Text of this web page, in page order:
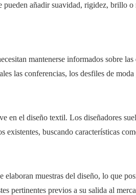
pueden añadir suavidad, rigidez, brillo
mantenerse informados sobre
las conferencias, los desfiles de
en el diseño textil. Los diseñadores
buscando características
elaboran muestras del diseño, lo que
pertinentes previos a su salida al